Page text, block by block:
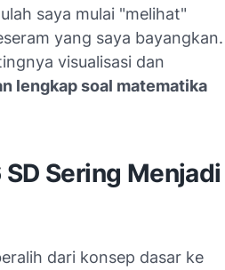
saya mulai "melihat"
yang saya bayangkan.
visualisasi dan
lengkap soal matematika
Sering Menjadi
dari konsep dasar ke